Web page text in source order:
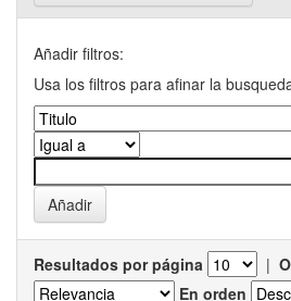
Añadir filtros:
Usa los filtros para afinar la
Resultados por página |
En orden